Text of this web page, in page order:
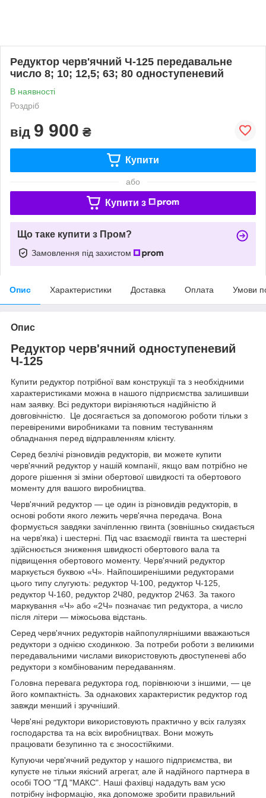
Редуктор черв'ячний Ч-125 передавальне
число 8; 10; 12,5; 63; 80 одноступеневий
В наявності
Роздріб
від 9 900 ₴
Купити
або
Купити з
Що таке купити з Пром?
Замовлення під захистом
Опис Характеристики Доставка Оплата Умови
Опис
Редуктор черв'ячний одноступеневий
Ч-125
Купити редуктор потрібної вам конструкції та з необхідними
характеристиками можна в нашого підприємства залишивши
нам заявку. Всі редуктори вирізняються надійністю й
довговічністю. Це досягається за допомогою роботи тільки з
перевіреними виробниками та повним тестуванням
обладнання перед відправленням клієнту.
Серед безлічі різновидів редукторів, ви можете купити
черв'ячний редуктор у нашій компанії, якщо вам потрібно не
дороге рішення зі зміни обертової швидкості та обертового
моменту для вашого виробництва.
Черв'ячний редуктор — це один із різновидів редукторів, в
основі роботи якого лежить черв'ячна передача. Вона
формується завдяки зачіпленню гвинта (зовнішньо скидається
на черв'яка) і шестерні. Під час взаємодії гвинта та шестерні
здійснюється зниження швидкості обертового вала та
підвищення обертового моменту. Черв'ячний редуктор
маркується буквою «Ч». Найпоширенішими редукторами
цього типу слугують: редуктор Ч-100, редуктор Ч-125,
редуктор Ч-160, редуктор 2Ч80, редуктор 2Ч63. За такого
маркування «Ч» або «2Ч» позначає тип редуктора, а число
після літери — міжосьова відстань.
Серед черв'ячних редукторів найпопулярнішими вважаються
редуктори з однією сходинкою. За потреби роботи з великими
передавальними числами використовують двоступеневі або
редуктори з комбінованим передаванням.
Головна перевага редуктора год, порівнюючи з іншими, — це
його компактність. За однакових характеристик редуктор год
завжди менший і зручніший.
Черв'яні редуктори використовують практично у всіх галузях
господарства та на всіх виробництвах. Вони можуть
працювати безупинно та є зносостійкими.
Купуючи черв'ячний редуктор у нашого підприємства, ви
купуєте не тільки якісний агрегат, але й надійного партнера в
особі ТОО "ТД "МАКС". Наші фахівці нададуть вам усю
потрібну інформацію, яка допоможе зробити правильний